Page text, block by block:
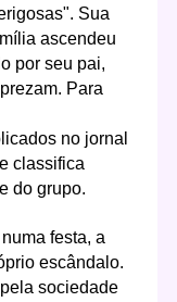
Sua
ascendeu
por seu pai,
Para
no jornal
classifica
do grupo.
festa, a
escândalo.
sociedade